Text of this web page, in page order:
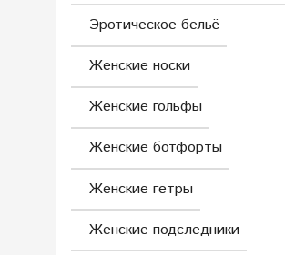
Эротическое бельё
Женские носки
Женские гольфы
Женские ботфорты
Женские гетры
Женские подследники